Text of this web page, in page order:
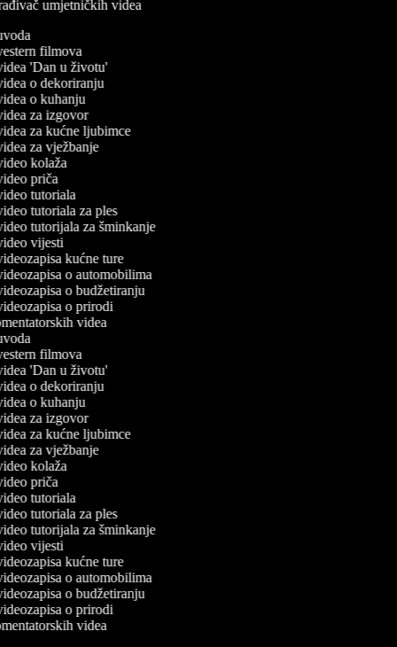
umjetničkih videa
filmova
'Dan u životu'
o dekoriranju
o kuhanju
za izgovor
za kućne ljubimce
za vježbanje
kolaža
priča
tutoriala
tutoriala za ples
tutorijala za šminkanje
vijesti
kućne ture
o automobilima
o budžetiranju
o prirodi
videa
filmova
'Dan u životu'
o dekoriranju
o kuhanju
za izgovor
za kućne ljubimce
za vježbanje
kolaža
priča
tutoriala
tutoriala za ples
tutorijala za šminkanje
vijesti
kućne ture
o automobilima
o budžetiranju
o prirodi
videa